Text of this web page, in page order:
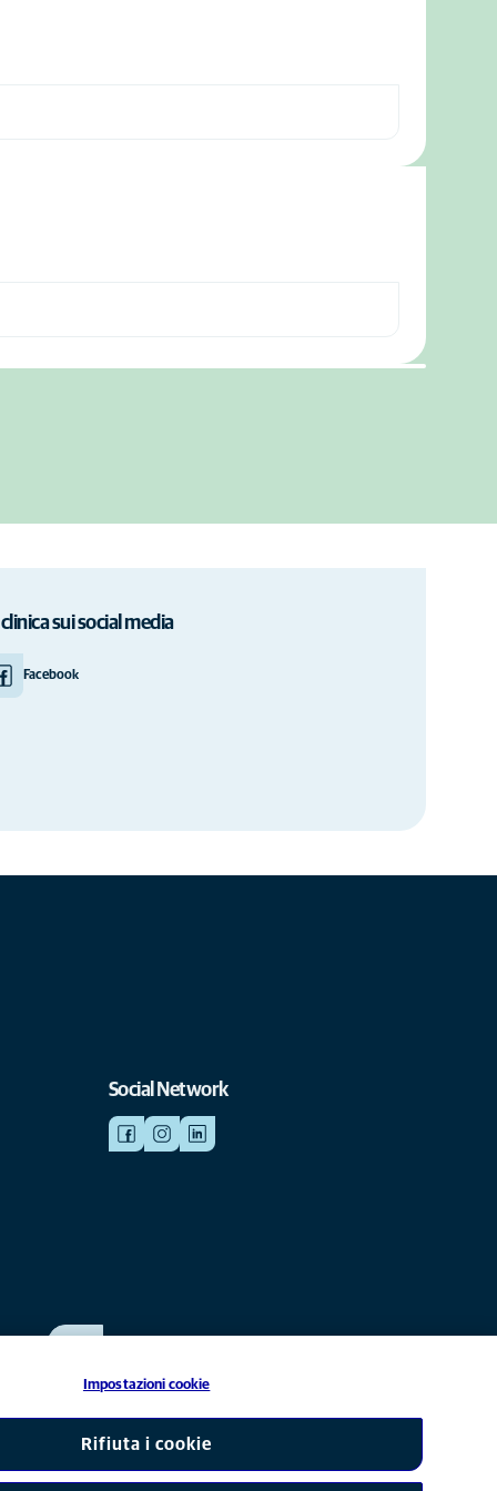
clinica sui social media
Facebook
Social Network
di Mars, Inc © 2026
Impostazioni cookie
Rifiuta i cookie